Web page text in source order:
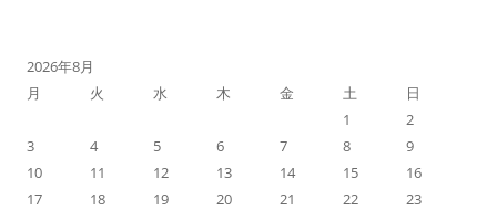
2026年8月
月
火 水 木 金 土
日
1
2
3
4 5 6 7 8
9
10
11 12 13 14 15
16
17
18 19 20 21 22
23